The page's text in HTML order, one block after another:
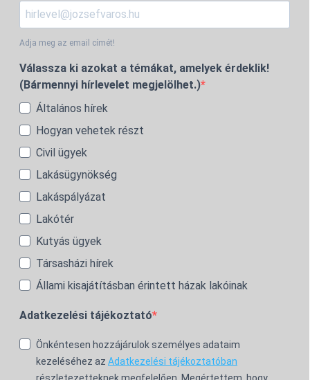
Adja meg az email címét!
Válassza ki azokat a témákat, amelyek érdeklik!
(Bármennyi hírlevelet megjelölhet.)
Általános hírek
Hogyan vehetek részt
Civil ügyek
Lakásügynökség
Lakáspályázat
Lakótér
Kutyás ügyek
Társasházi hírek
Állami kisajátításban érintett házak lakóinak
Adatkezelési tájékoztató
Önkéntesen hozzájárulok személyes adataim
kezeléséhez az Adatkezelési tájékoztatóban
részletezetteknek megfelelően. Megértettem, hogy